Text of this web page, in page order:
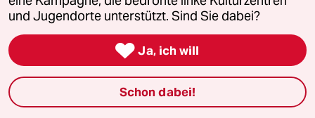
für eine starke Zivilgesellschaft einsetzen. Die taz
kooperiert deshalb mit "Alles beginnt im
Zentrum". Die Kampagne unterstützt bundesweit
linke, selbstverwaltete Orte und baut einen
solidarischen Fonds für deren Schutz und Erhalt
auf. Eine offene Gesellschaft braucht guten, frei
und Jugendorte unterstützt. Sind Sie dabei?
 Ja, ich will
Schon dabei!